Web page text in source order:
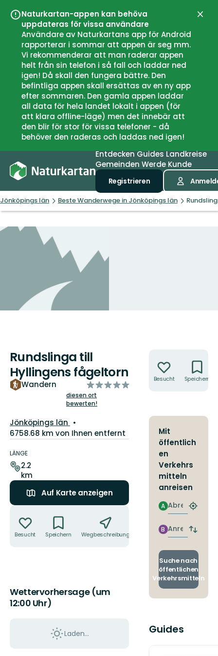
Naturkartan-appen kan behöva
uppdateras för vissa användare
Användare av Naturkartans app för Android
rapporterar i sommar att appen är seg mm.
Vi rekommenderar att man raderar appen
helt från sin telefon i så fall och laddar ned
igen! Då skall den fungera bättre. Den
befintliga appen skall ersättas av en ny app
efter sommaren. Den gamla appen laddar
all data för hela landet lokalt i appen (för
att klara offline-läge) men det innebär att
den blir för stor för vissa telefoner - då
behöver den raderas och laddas ned igen!
EntdeckenGuidesLandkreise
Gemeinden Werde Kunde
Registrieren
Jönköpings län Beste Wanderwege in Jönköpings län
Rundslinga till
Hyllingens fågeltorn
Wandern
von
5
Sternen
diesen ort
bewerten!
Landkreis:
Jönköpings län
6758.68 km von Ihnen entfernt
zum
Weg
LÄNGE
2.2
km
Auf Karte anzeigen
Besucht Speichern Wegbeschreibung
Wettervorhersage (um
12:00 Uhr)
Laden...
Besucht Speichern
Mit
öffentlich
en
Verkehrs
mitteln
anreisen
Abreise
A
finden
Anreise
B
Suche nach
öffentlichen
Verkehrsmitteln
Guides